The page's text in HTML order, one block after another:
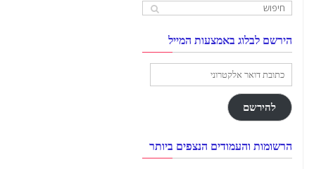
הירשם לבלוג באמצעות המייל
אלקטרוני
להירשם
הרשומות והעמודים הנצפים ביותר